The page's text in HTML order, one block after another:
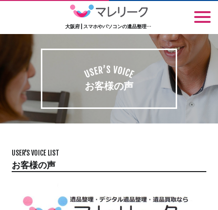
大阪府 | スマホやパソコンの遺品整理なら大阪のマレリーク
お客様の声
USER'S VOICE LIST
お客様の声